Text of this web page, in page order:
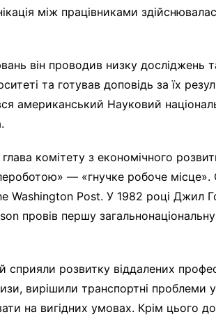
між працівниками
він проводив низку досліджень
та готував доповідь за їх
американський Науковий
комітету з економічного
— «гнучке робоче місце».
Washington Post. У 1982 році Джил
провів першу
сприяли розвитку віддалених
вирішили транспортні проблеми
на вигідних умовах. Крім цього